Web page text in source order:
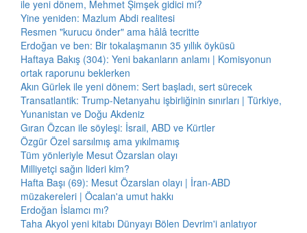
ile yeni dönem, Mehmet Şimşek gidici mi?
Yine yeniden: Mazlum Abdi realitesi
Resmen "kurucu önder" ama hâlâ tecritte
Erdoğan ve ben: Bir tokalaşmanın 35 yıllık öyküsü
Haftaya Bakış (304): Yeni bakanların anlamı | Komisyonun
ortak raporunu beklerken
Akın Gürlek ile yeni dönem: Sert başladı, sert sürecek
Transatlantik: Trump-Netanyahu işbirliğinin sınırları | Türkiye,
Yunanistan ve Doğu Akdeniz
Gıran Özcan ile söyleşi: İsrail, ABD ve Kürtler
Özgür Özel sarsılmış ama yıkılmamış
Tüm yönleriyle Mesut Özarslan olayı
Milliyetçi sağın lideri kim?
Hafta Başı (69): Mesut Özarslan olayı | İran-ABD
müzakereleri | Öcalan'a umut hakkı
Erdoğan İslamcı mı?
Taha Akyol yeni kitabı Dünyayı Bölen Devrim'i anlatıyor